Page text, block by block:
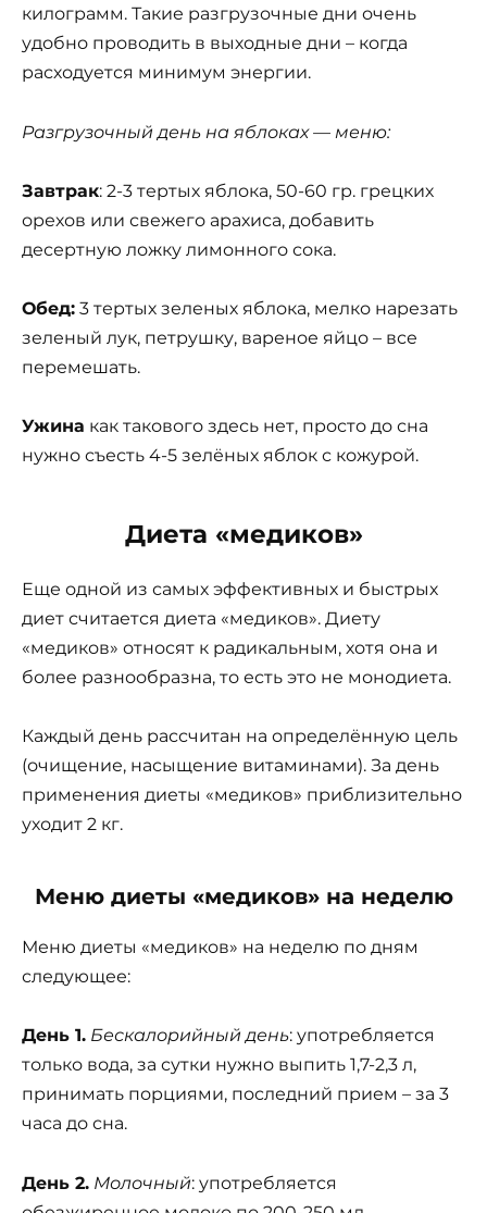
килограмм. Такие разгрузочные дни очень
удобно проводить в выходные дни – когда
расходуется минимум энергии.
Разгрузочный день на яблоках — меню:
Завтрак: 2-3 тертых яблока, 50-60 гр. грецких
орехов или свежего арахиса, добавить
десертную ложку лимонного сока.
Обед: 3 тертых зеленых яблока, мелко нарезать
зеленый лук, петрушку, вареное яйцо – все
перемешать.
Ужина как такового здесь нет, просто до сна
нужно съесть 4-5 зелёных яблок с кожурой.
Диета «медиков»
Еще одной из самых эффективных и быстрых
диет считается диета «медиков». Диету
«медиков» относят к радикальным, хотя она и
более разнообразна, то есть это не монодиета.
Каждый день рассчитан на определённую цель
(очищение, насыщение витаминами). За день
применения диеты «медиков» приблизительно
уходит 2 кг.
Меню диеты «медиков» на неделю
Меню диеты «медиков» на неделю по дням
следующее:
День 1. Бескалорийный день: употребляется
только вода, за сутки нужно выпить 1,7-2,3 л,
принимать порциями, последний прием – за 3
часа до сна.
День 2. Молочный: употребляется